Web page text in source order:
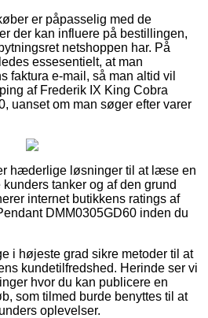
er påpasselig med de
der kan influere på bestillingen,
netshoppen har. På
essesentielt, at man
faktura e-mail, så man altid vil
af Frederik IX King Cobra
uanset om man søger efter varer
hæderlige løsninger til at læse en
tanker og af den grund
internet butikkens ratings af
DMM0305GD60 inden du
i højeste grad sikre metoder til at
kundetilfredshed. Herinde ser vi
hvor du kan publicere en
som tilmed burde benyttes til at
oplevelser.